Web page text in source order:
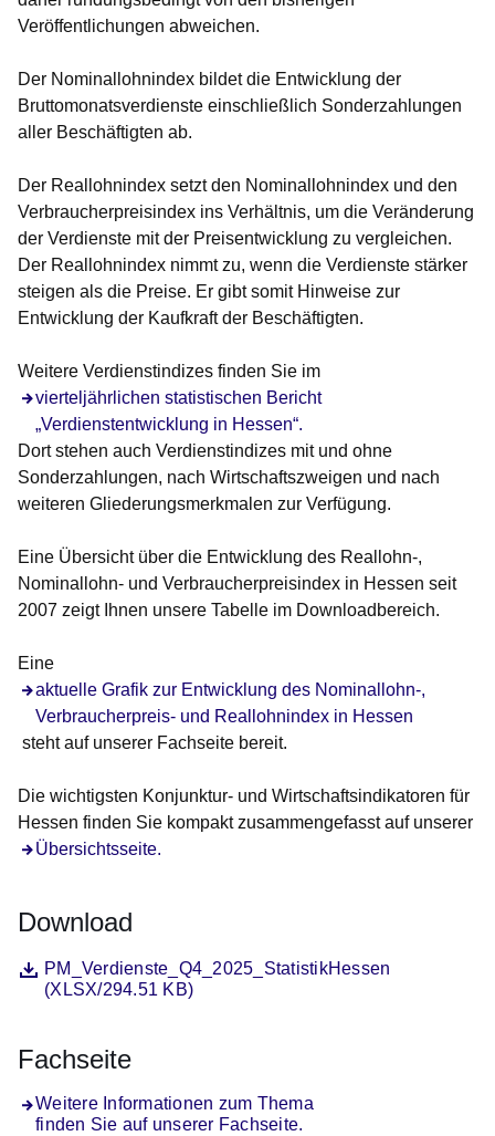
Veröffentlichungen abweichen.
Der Nominallohnindex bildet die Entwicklung der
Bruttomonatsverdienste einschließlich Sonderzahlungen
aller Beschäftigten ab.
Der Reallohnindex setzt den Nominallohnindex und den
Verbraucherpreisindex ins Verhältnis, um die Veränderung
der Verdienste mit der Preisentwicklung zu vergleichen.
Der Reallohnindex nimmt zu, wenn die Verdienste stärker
steigen als die Preise. Er gibt somit Hinweise zur
Entwicklung der Kaufkraft der Beschäftigten.
Weitere Verdienstindizes finden Sie im
vierteljährlichen statistischen Bericht
„Verdienstentwicklung in Hessen“.
Öffnet sich in einem neuen Fenster
Dort stehen auch Verdienstindizes mit und ohne
Sonderzahlungen, nach Wirtschaftszweigen und nach
weiteren Gliederungsmerkmalen zur Verfügung.
Eine Übersicht über die Entwicklung des Reallohn-,
Nominallohn- und Verbraucherpreisindex in Hessen seit
2007 zeigt Ihnen unsere Tabelle im Downloadbereich.
Eine
aktuelle Grafik zur Entwicklung des Nominallohn-,
Verbraucherpreis- und Reallohnindex in Hessen
Öffnet sich in einem neuen Fenster
steht auf unserer Fachseite bereit.
Die wichtigsten Konjunktur- und Wirtschaftsindikatoren für
Hessen finden Sie kompakt zusammengefasst auf unserer
Übersichtsseite.
Download
DateiPM_Verdienste_Q4_2025_StatistikHessen
(XLSX/294.51 KB)
Öffnet sich in einem neuen Fenster
Fachseite
Weitere Informationen zum Thema
finden Sie auf unserer Fachseite.